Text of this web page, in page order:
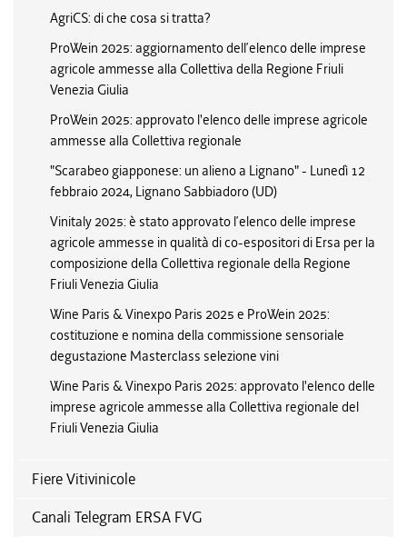
AgriCS: di che cosa si tratta?
ProWein 2025: aggiornamento dell’elenco delle imprese
agricole ammesse alla Collettiva della Regione Friuli
Venezia Giulia
ProWein 2025: approvato l'elenco delle imprese agricole
ammesse alla Collettiva regionale
"Scarabeo giapponese: un alieno a Lignano" - Lunedì 12
febbraio 2024, Lignano Sabbiadoro (UD)
Vinitaly 2025: è stato approvato l’elenco delle imprese
agricole ammesse in qualità di co-espositori di Ersa per la
composizione della Collettiva regionale della Regione
Friuli Venezia Giulia
Wine Paris & Vinexpo Paris 2025 e ProWein 2025:
costituzione e nomina della commissione sensoriale
degustazione Masterclass selezione vini
Wine Paris & Vinexpo Paris 2025: approvato l'elenco delle
imprese agricole ammesse alla Collettiva regionale del
Friuli Venezia Giulia
Fiere Vitivinicole
Canali Telegram ERSA FVG